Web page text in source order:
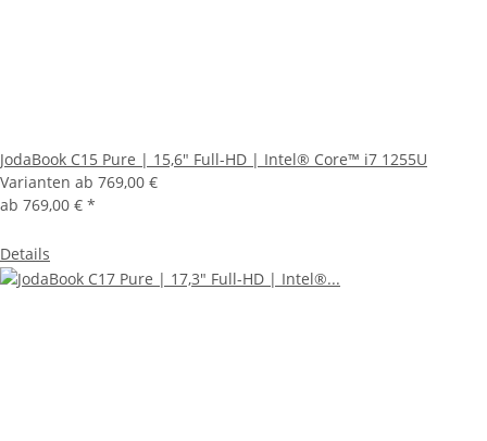
JodaBook C15 Pure | 15,6" Full-HD | Intel® Core™ i7 1255U
Varianten ab 769,00 €
ab 769,00 € *
Details